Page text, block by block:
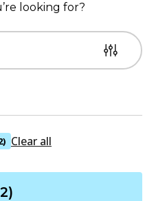
looking for?
Clear all